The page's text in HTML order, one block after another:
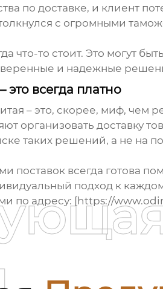
по доставке, и клиент
с огромными
что-то стоит. Это могут
и надежные
это всегда платно
– это, скорее, миф, чем
организовать доставку
таких решений, а не на
всегда готова
подход к
по адресу: [https://